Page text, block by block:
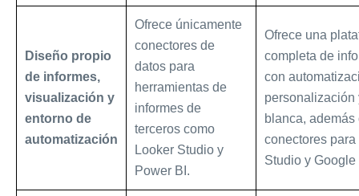
Diseño propio
de informes,
visualización y
entorno de
automatización
Ofrece únicamente
conectores de
datos para
herramientas de
informes de
terceros como
Looker Studio y
Power BI.
Ofrece una
completa de
con
personalización
blanca, además
conectores para
Studio y Google